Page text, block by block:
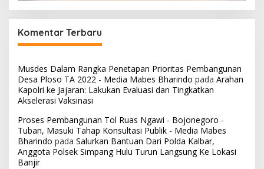
Komentar Terbaru
Musdes Dalam Rangka Penetapan Prioritas Pembangunan
Desa Ploso TA 2022 - Media Mabes Bharindo pada Arahan
Kapolri ke Jajaran: Lakukan Evaluasi dan Tingkatkan
Akselerasi Vaksinasi
Proses Pembangunan Tol Ruas Ngawi - Bojonegoro -
Tuban, Masuki Tahap Konsultasi Publik - Media Mabes
Bharindo pada Salurkan Bantuan Dari Polda Kalbar,
Anggota Polsek Simpang Hulu Turun Langsung Ke Lokasi
Banjir